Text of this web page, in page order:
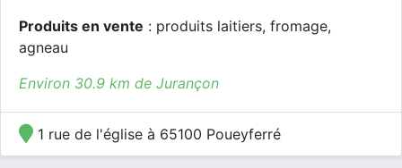
Produits en vente : produits laitiers, fromage,
agneau
Environ 30.9 km de Jurançon
1 rue de l'église à 65100 Poueyferré